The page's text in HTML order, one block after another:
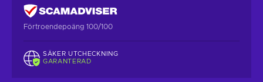
Förtroendepoäng 100/100
SÄKER UTCHECKNING
GARANTERAD